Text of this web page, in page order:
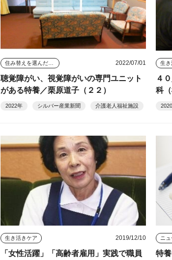
住み替えを選んだ人のその後 2022/07/01
聴覚障がい、視覚障がいの専門ユニット
がある特養／栗原道子（２２）
2022年 シルバー産業新聞 介護老人福祉施設
生き
４
科
生き活きケア 2019/12/10
「女性活躍」「高齢者雇用」実践で職員
ニュ
特